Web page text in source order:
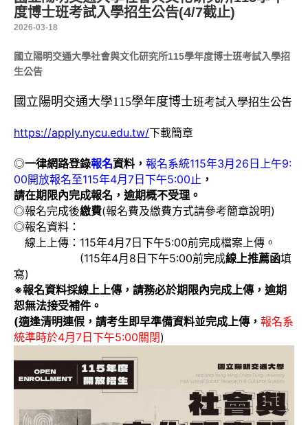
度博士班考試入學招生公告(4/7截止)
2026-03-18
國立陽明交通大學社會與文化研究所115學年度博士班考試入學招
生公告
國立陽明交通大學115學年度博士班考試入學招生公告
https://apply.nycu.edu.tw/下載簡章
◎一律網路登錄報名資料， 報名系統115年3月26日上午9:
00開放報名至115年4月7日下午5:00止 ，
請在期限內完成報名，逾期概不受理。
◎報名完成後繳費(報名費及繳費方式請參考簡章說明)
◎報名資料：
線上上傳：115年4月7日下午5:00前完成檔案上傳。
(115年4月8日下午5:00前完成線上推薦函填
寫)
※報名資料採線上上傳，請務必於期限內完成上傳，逾期
恕無法接受補件。
(適逢清明連假，請考生即早準備資料並完成上傳， 報名系
統準時於4月7日下午5:00關閉)